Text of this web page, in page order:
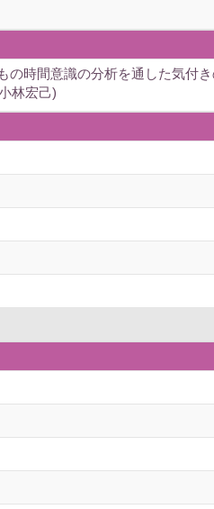
時間意識の分析を通した気付
林宏己)